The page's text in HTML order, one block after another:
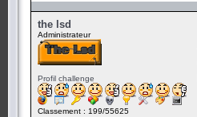
the lsd
Administrateur
Profil challenge
Classement : 199/55625